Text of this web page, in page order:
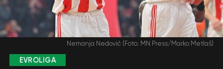
Nemanja Nedović (Foto: MN Press/Marko Metlaš)
EVROLIGA